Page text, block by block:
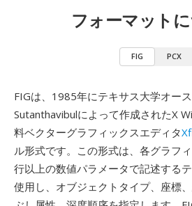
フォーマット
FIG PCX
FIGは、1985年にテキサス大学オー
Sutanthavibulによって作成されたX
料ベクターグラフィックスエディタ
ル形式です。この形式は、各グラフ
行以上の数値パラメータで記述する
使用し、オブジェクトタイプ、座標